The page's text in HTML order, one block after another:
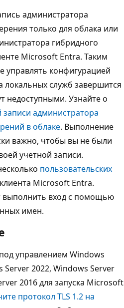
администратора
только для облака или
гибридного
Microsoft Entra. Таким
управлять конфигурацией
локальных служб завершится
недоступными. Узнайте о
администратора
в облаке. Выполнение
важно, чтобы вы не были
учетной записи.
пользовательских
Microsoft Entra.
выполнить вход с помощью
имен.
управлением Windows
Server 2022, Windows Server
2016 для запуска Microsoft
протокол TLS 1.2 на